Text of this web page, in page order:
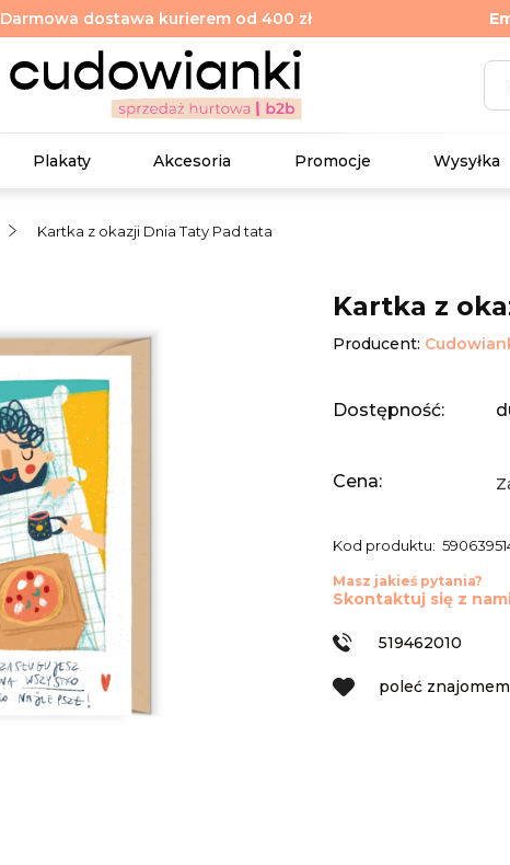
Darmowa dostawa kurierem od 400 zł
Plakaty Akcesoria Promocje Wysyłka
Kartka z okazji Dnia Taty Pad tata
Kartka z
Producent:
Dostępność:
Cena:
Kod produktu:
poleć
Masz jakieś pytania?
Skontaktuj się z
519462010